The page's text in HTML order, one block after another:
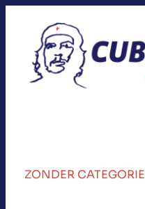
ZONDER CATEGORIE